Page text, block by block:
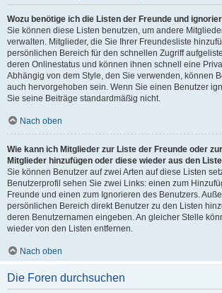
Wozu benötige ich die Listen der Freunde und
Sie können diese Listen benutzen, um andere
verwalten. Mitglieder, die Sie Ihrer Freundesliste
persönlichen Bereich für den schnellen Zugriff
deren Onlinestatus und können ihnen schnell eine
Abhängig von dem Style, den Sie verwenden, können
auch hervorgehoben sein. Wenn Sie einen Benutzer
Sie seine Beiträge standardmäßig nicht.
Nach oben
Wie kann ich Mitglieder zur Liste der Freunde oder
Mitglieder hinzufügen oder diese wieder aus den
Sie können Benutzer auf zwei Arten auf diese Listen
Benutzerprofil sehen Sie zwei Links: einen zum
Freunde und einen zum Ignorieren des Benutzers.
persönlichen Bereich direkt Benutzer zu den Listen
deren Benutzernamen eingeben. An gleicher Stelle
wieder von den Listen entfernen.
Nach oben
Die Foren durchsuchen